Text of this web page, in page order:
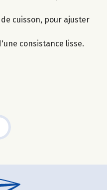
de cuisson, pour ajuster
consistance lisse.